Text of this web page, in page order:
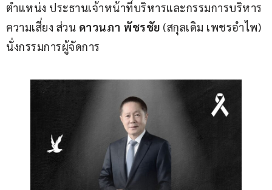
ตำแหน่ง ประธานเจ้าหน้าที่บริหารและกรรมการบริหาร
ความเสี่ยง ส่วน ดาวนภา พัชรชัย (สกุลเดิม เพชรอำไพ)
นั่งกรรมการผู้จัดการ